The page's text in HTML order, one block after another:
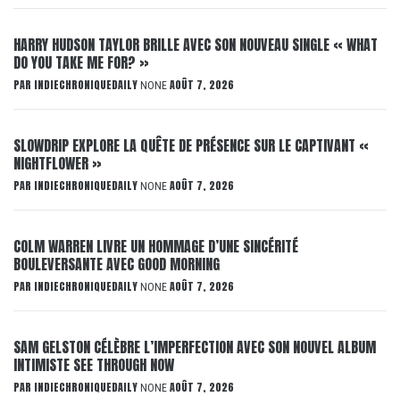
HARRY HUDSON TAYLOR BRILLE AVEC SON NOUVEAU SINGLE « WHAT
DO YOU TAKE ME FOR? »
PAR INDIECHRONIQUEDAILY NONE AOÛT 7, 2026
SLOWDRIP EXPLORE LA QUÊTE DE PRÉSENCE SUR LE CAPTIVANT «
NIGHTFLOWER »
PAR INDIECHRONIQUEDAILY NONE AOÛT 7, 2026
COLM WARREN LIVRE UN HOMMAGE D’UNE SINCÉRITÉ
BOULEVERSANTE AVEC GOOD MORNING
PAR INDIECHRONIQUEDAILY NONE AOÛT 7, 2026
SAM GELSTON CÉLÈBRE L’IMPERFECTION AVEC SON NOUVEL ALBUM
INTIMISTE SEE THROUGH NOW
PAR INDIECHRONIQUEDAILY NONE AOÛT 7, 2026